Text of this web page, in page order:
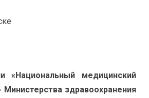
медицинский
здравоохранения